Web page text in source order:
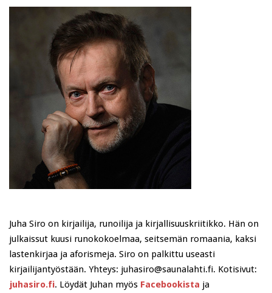
Juha Siro on kirjailija, runoilija ja kirjallisuuskriitikko. Hän on
julkaissut kuusi runokokoelmaa, seitsemän romaania, kaksi
lastenkirjaa ja aforismeja. Siro on palkittu useasti
kirjailijantyöstään. Yhteys: juhasiro@saunalahti.fi. Kotisivut:
juhasiro.fi. Löydät Juhan myös Facebookista ja